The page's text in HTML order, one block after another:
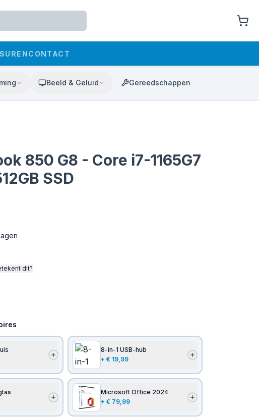
CONTACT
Beeld & Geluid Gereedschappen
850 G8 - Core i7-1165G7
SSD
dit?
8-in-1 USB-hub
+ € 19,99
Microsoft Office 2024
+ € 79,99